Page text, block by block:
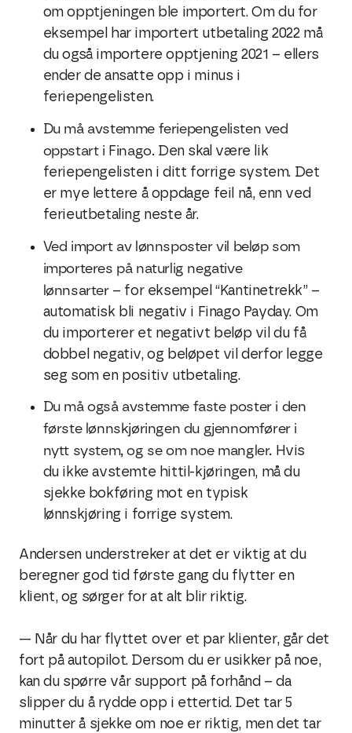
om opptjeningen ble importert. Om du for
eksempel har importert utbetaling 2022 må
du også importere opptjening 2021 – ellers
ender de ansatte opp i minus i
feriepengelisten.
Du må avstemme feriepengelisten ved
oppstart i Finago. Den skal være lik
feriepengelisten i ditt forrige system. Det
er mye lettere å oppdage feil nå, enn ved
ferieutbetaling neste år.
Ved import av lønnsposter vil beløp som
importeres på naturlig negative
lønnsarter – for eksempel “Kantinetrekk” –
automatisk bli negativ i Finago Payday. Om
du importerer et negativt beløp vil du få
dobbel negativ, og beløpet vil derfor legge
seg som en positiv utbetaling.
Du må også avstemme faste poster i den
første lønnskjøringen du gjennomfører i
nytt system, og se om noe mangler. Hvis
du ikke avstemte hittil-kjøringen, må du
sjekke bokføring mot en typisk
lønnskjøring i forrige system.
Andersen understreker at det er viktig at du
beregner god tid første gang du flytter en
klient, og sørger for at alt blir riktig.
— Når du har flyttet over et par klienter, går det
fort på autopilot. Dersom du er usikker på noe,
kan du spørre vår support på forhånd – da
slipper du å rydde opp i ettertid. Det tar 5
minutter å sjekke om noe er riktig, men det tar